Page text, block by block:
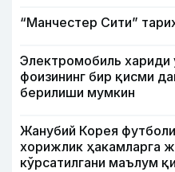
“Манчестер Сити”
Электромобиль хариди
фоизининг бир қисми
берилиши мумкин
Жанубий Корея
хорижлик ҳакамларга
кўрсатилгани маълум